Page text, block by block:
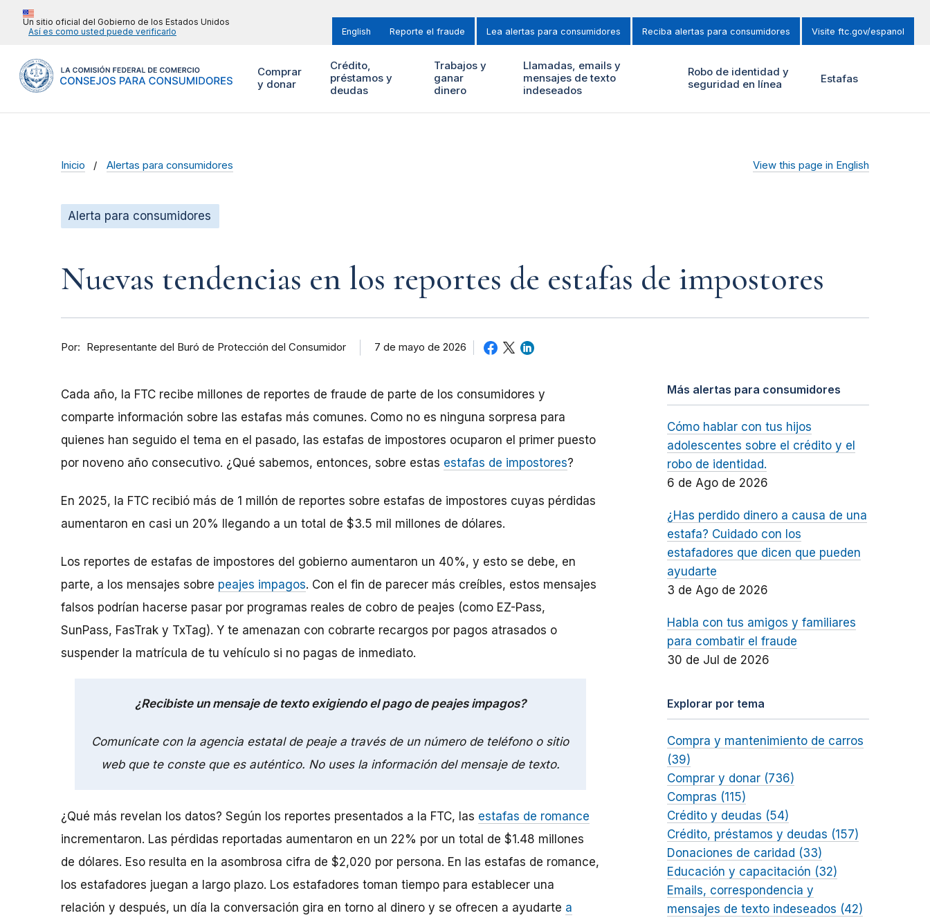
Un sitio oficial del Gobierno de los Estados Unidos
Así es como usted puede verificarlo
English Reporte el fraude Lea alertas para consumidores Reciba alertas para consumidores Visite ftc.gov/espanol
Comprar
y donar
Crédito,
préstamos y
deudas
Trabajos y
ganar
dinero
Llamadas, emails y
mensajes de texto
indeseados
Robo de identidad y
seguridad en línea
Estafas
Inicio Alertas para consumidores View this page in English
Alerta para consumidores
Nuevas tendencias en los reportes de estafas de impostores
Por Representante del Buró de Protección del Consumidor 7 de mayo de 2026
Cada año, la FTC recibe millones de reportes de fraude de parte de los consumidores y
comparte información sobre las estafas más comunes. Como no es ninguna sorpresa para
quienes han seguido el tema en el pasado, las estafas de impostores ocuparon el primer puesto
por noveno año consecutivo. ¿Qué sabemos, entonces, sobre estas estafas de impostores?
En 2025, la FTC recibió más de 1 millón de reportes sobre estafas de impostores cuyas pérdidas
aumentaron en casi un 20% llegando a un total de $3.5 mil millones de dólares.
Los reportes de estafas de impostores del gobierno aumentaron un 40%, y esto se debe, en
parte, a los mensajes sobre peajes impagos. Con el fin de parecer más creíbles, estos mensajes
falsos podrían hacerse pasar por programas reales de cobro de peajes (como EZ-Pass,
SunPass, FasTrak y TxTag). Y te amenazan con cobrarte recargos por pagos atrasados o
suspender la matrícula de tu vehículo si no pagas de inmediato.
¿Recibiste un mensaje de texto exigiendo el pago de peajes impagos?
Comunícate con la agencia estatal de peaje a través de un número de teléfono o sitio
web que te conste que es auténtico. No uses la información del mensaje de texto.
¿Qué más revelan los datos? Según los reportes presentados a la FTC, las estafas de romance
incrementaron. Las pérdidas reportadas aumentaron en un 22% por un total de $1.48 millones
de dólares. Eso resulta en la asombrosa cifra de $2,020 por persona. En las estafas de romance,
los estafadores juegan a largo plazo. Los estafadores toman tiempo para establecer una
relación y después, un día la conversación gira en torno al dinero y se ofrecen a ayudarte a
Más alertas para consumidores
Cómo hablar con tus hijos
adolescentes sobre el crédito y el
robo de identidad.
6 de Ago de 2026
¿Has perdido dinero a causa de una
estafa? Cuidado con los
estafadores que dicen que pueden
ayudarte
3 de Ago de 2026
Habla con tus amigos y familiares
para combatir el fraude
30 de Jul de 2026
Explorar por tema
Compra y mantenimiento de carros
(39)
Comprar y donar (736)
Compras (115)
Crédito y deudas (54)
Crédito, préstamos y deudas (157)
Donaciones de caridad (33)
Educación y capacitación (32)
Emails, correspondencia y
mensajes de texto indeseados (42)